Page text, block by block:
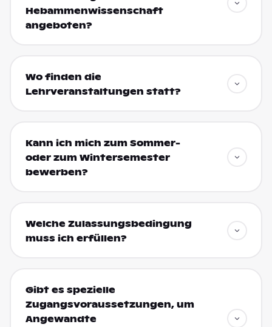
Hebammenwissenschaft
angeboten?
Wo finden die
Lehrveranstaltungen statt?
Kann ich mich zum Sommer-
oder zum Wintersemester
bewerben?
Welche Zulassungsbedingung
muss ich erfüllen?
Gibt es spezielle
Zugangsvoraussetzungen, um
Angewandte